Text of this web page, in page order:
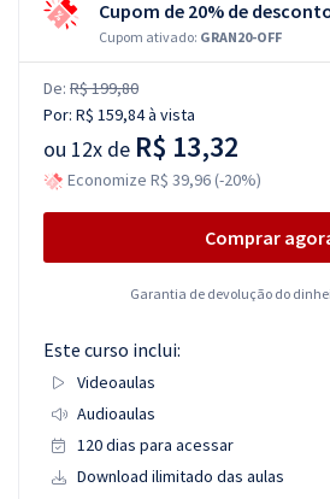
Cupom de 20% de
Cupom ativado: GRAN20-OFF
De: R$ 199,80
Por: R$ 159,84à vista
ou 12x de R$ 13,32
Economize R$ 39,96 (-20%)
Comprar
Garantia de devolução do
Este curso inclui:
Videoaulas
Audioaulas
120 dias para acessar
Download ilimitado das aulas